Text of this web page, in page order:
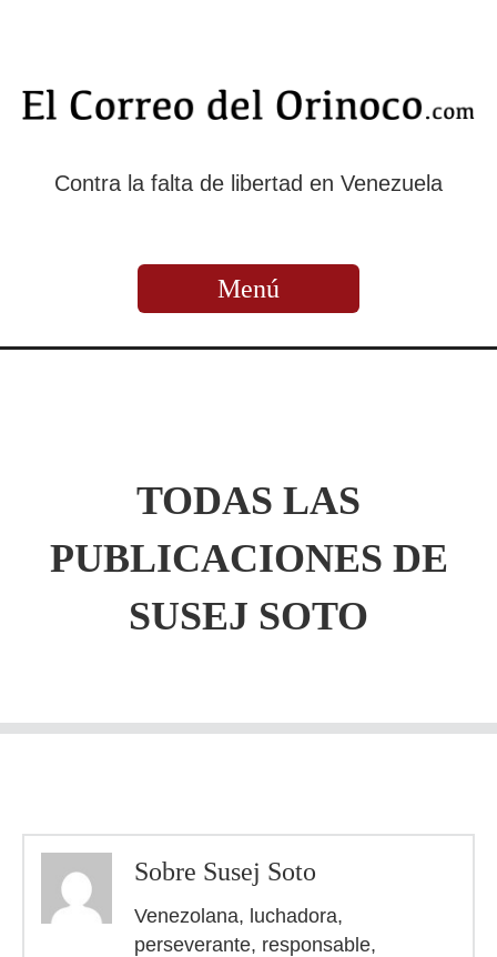
Contra la falta de libertad en Venezuela
Menú
TODAS LAS
PUBLICACIONES DE
SUSEJ SOTO
Sobre Susej Soto
Venezolana, luchadora,
perseverante, responsable,